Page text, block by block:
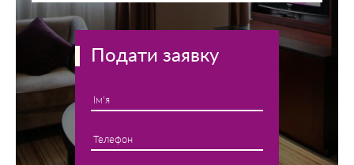
Подати заявку
Ім'я
Телефон